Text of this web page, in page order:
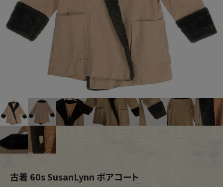
年代から探す 古着卸DOCK
メンズ商品カテゴリーから探す
Bottoms Fafatt
レディース商品カテゴリーから探す
Tops Bottoms
古着 60s SusanLynn ボアコート